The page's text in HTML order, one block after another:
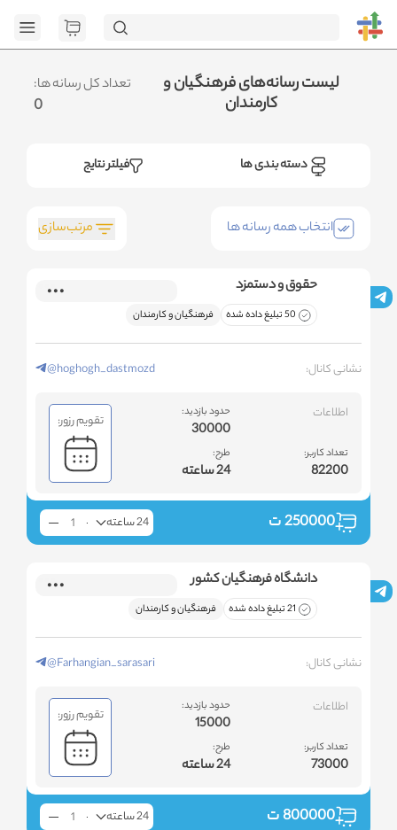
تعداد کل رسانه ها:
0
لیست رسانه‌های فرهنگیان و
کارمندان
فیلتر نتایج دسته بندی ها
مرتب‌سازی انتخاب همه رسانه ها
حقوق و دستمزد
50 تبلیغ داده شده فرهنگیان و کارمندان
نشانی کانال: @hoghogh_dastmozd
اطلاعات
تعداد کاربر:
82200
حدود بازدید:
30000
طرح:
24 ساعته
تقویم رزور:
250000ت 24 ساعته
دانشگاه فرهنگیان کشور
21 تبلیغ داده شده فرهنگیان و کارمندان
نشانی کانال: @Farhangian_sarasari
اطلاعات
تعداد کاربر:
73000
حدود بازدید:
15000
طرح:
24 ساعته
تقویم رزور:
800000ت 24 ساعته
page=1&social=all&sort_field=orders_num&sort_type=desc":
<no response> Failed to fetch
.متوجه شدم